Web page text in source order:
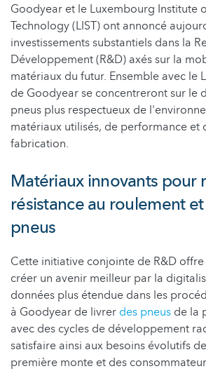
Goodyear et le Luxembourg Institute
Technology (LIST) ont annoncé
investissements substantiels dans la
Développement (R&D) axés sur la
matériaux du futur. Ensemble avec le
de Goodyear se concentreront sur le
pneus plus respectueux de
matériaux utilisés, de performance et
fabrication.
Matériaux innovants pour
résistance au roulement
pneus
Cette initiative conjointe de R&D
créer un avenir meilleur par la
données plus étendue dans les
à Goodyear de livrer des pneus de la
avec des cycles de développement
satisfaire ainsi aux besoins évolutifs
première monte et des